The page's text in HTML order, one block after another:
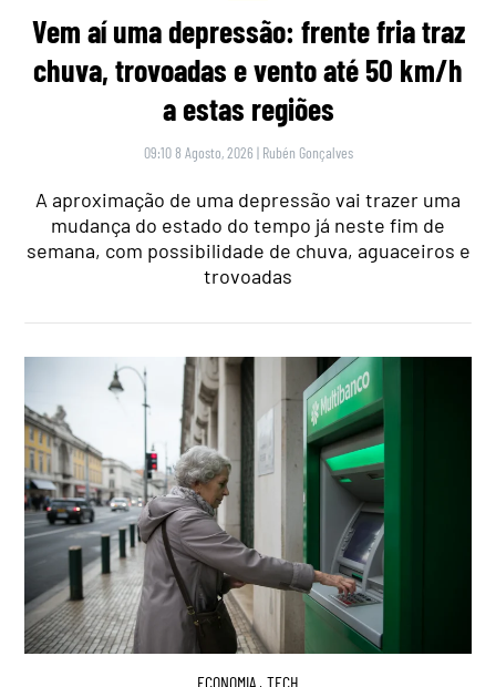
Vem aí uma depressão: frente fria traz
chuva, trovoadas e vento até 50 km/h
a estas regiões
09:10 8 Agosto, 2026 | Rubén Gonçalves
A aproximação de uma depressão vai trazer uma
mudança do estado do tempo já neste fim de
semana, com possibilidade de chuva, aguaceiros e
trovoadas
ECONOMIA , TECH